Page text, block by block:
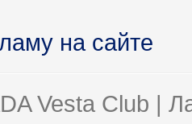
на сайте
Vesta Club |